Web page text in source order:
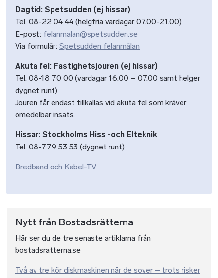
Dagtid: Spetsudden (ej hissar)
Tel. 08-22 04 44 (helgfria vardagar 07.00-21.00)
E-post: felanmalan@spetsudden.se
Via formulär: Spetsudden felanmälan
Akuta fel: Fastighetsjouren (ej hissar)
Tel. 08-18 70 00 (vardagar 16.00 – 07.00 samt helger
dygnet runt)
Jouren får endast tillkallas vid akuta fel som kräver
omedelbar insats.
Hissar: Stockholms Hiss -och Elteknik
Tel. 08-779 53 53 (dygnet runt)
Bredband och Kabel-TV
Nytt från Bostadsrätterna
Här ser du de tre senaste artiklarna från
bostadsratterna.se
Två av tre kör diskmaskinen när de sover – trots risker